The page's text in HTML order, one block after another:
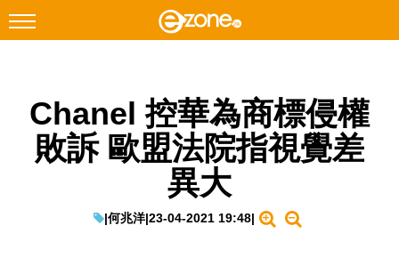
Facebook Instagram
科技焦點
Chanel 控華為商標侵權
敗訴 歐盟法院指視覺差
異大
|何兆洋|23-04-2021 19:48|